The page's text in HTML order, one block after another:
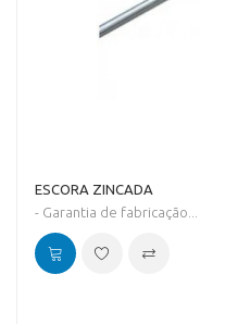
ESCORA ZINCADA
- Garantia de fabricação...